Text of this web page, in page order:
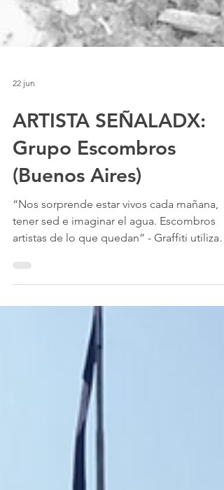
ARTISTA SEÑALADX:
Grupo Escombros
(Buenos Aires)
“Nos sorprende estar vivos cada mañana,
tener sed e imaginar el agua. Escombros
artistas de lo que quedan” - Graffiti
por el Grupo en sus acciones callejeras en
Orozco Escombros (1998), de la serie
Pancartas I. Foto cortesía Grupo Escombros
El Grupo Escombros nace el 9 de julio de
1988 en la ciudad de La Plata, provincia de
Buenos Aires, en un contexto todavía
atravesado por los residuos —materiales y
simbólicos— de la dict